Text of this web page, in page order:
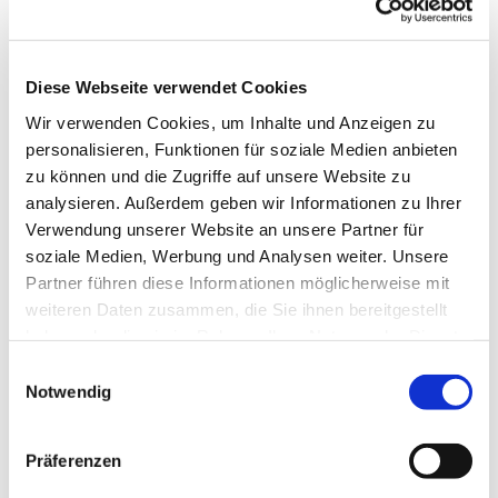
Diese Webseite verwendet Cookies
Wir verwenden Cookies, um Inhalte und Anzeigen zu
personalisieren, Funktionen für soziale Medien anbieten
zu können und die Zugriffe auf unsere Website zu
analysieren. Außerdem geben wir Informationen zu Ihrer
Verwendung unserer Website an unsere Partner für
soziale Medien, Werbung und Analysen weiter. Unsere
Partner führen diese Informationen möglicherweise mit
weiteren Daten zusammen, die Sie ihnen bereitgestellt
Notwendig
Präferenzen
Dies könnte Sie auch